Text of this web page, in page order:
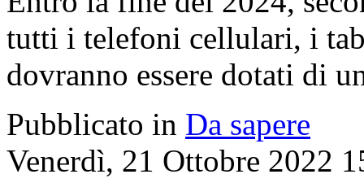
tutti i telefoni cellulari, i
dovranno essere dotati di
Pubblicato in Da sapere
Venerdì, 21 Ottobre 2022